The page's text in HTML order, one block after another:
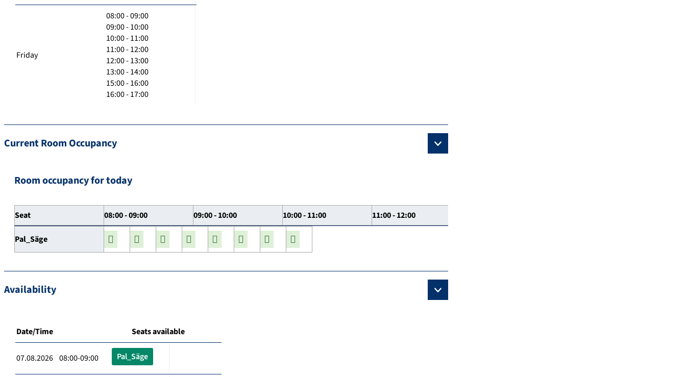
Friday
08:00 - 09:00
09:00 - 10:00
10:00 - 11:00
11:00 - 12:00
12:00 - 13:00
13:00 - 14:00
15:00 - 16:00
16:00 - 17:00
Current Room Occupancy
Room occupancy for today
Seat 08:00 - 09:00 09:00 - 10:00 10:00 - 11:00 11:00 - 12:00
Pal_Säge
Availability
Date/Time Seats available
07.08.2026 08:00-09:00 Pal_Säge